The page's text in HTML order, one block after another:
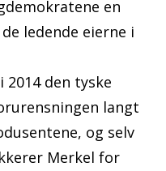
en
ledende eierne i
2014 den tyske
langt
og selv
Merkel for